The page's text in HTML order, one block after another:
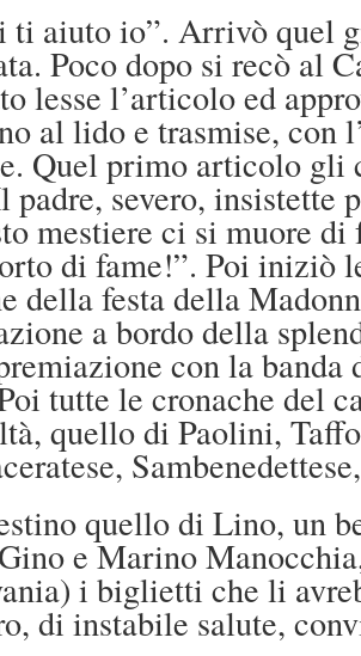
ti aiuto io”. Arrivò quel
Poco dopo si recò al
lesse l’articolo ed
al lido e trasmise,
Quel primo articolo gli
padre, severo, insistette
mestiere ci si muore
di fame!”. Poi iniziò
della festa della
a bordo della
con la
tutte le cronache del
quello di Paolini,
quello di Lino, un
e Marino
i biglietti che li
di instabile salute,